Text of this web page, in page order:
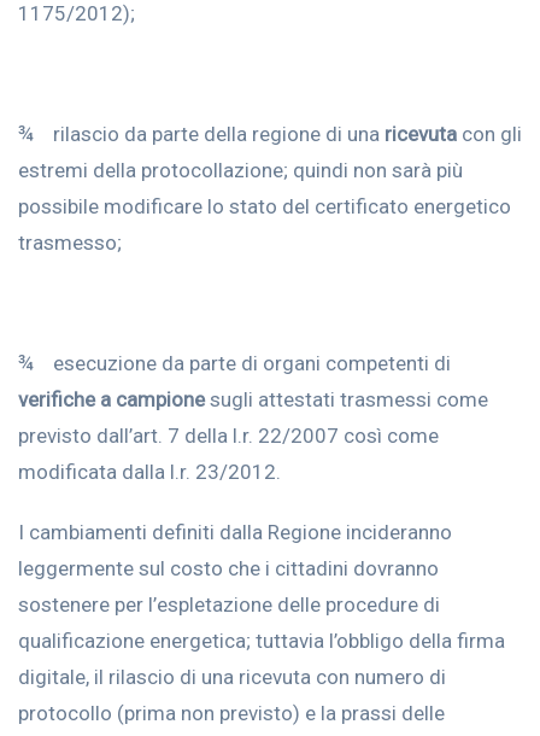
1175/2012);
¾ rilascio da parte della regione di una ricevuta con gli
estremi della protocollazione; quindi non sarà più
possibile modificare lo stato del certificato energetico
trasmesso;
¾ esecuzione da parte di organi competenti di
verifiche a campionesugli attestati trasmessi come
previsto dall’art. 7 della l.r. 22/2007 così come
modificata dalla l.r. 23/2012.
I cambiamenti definiti dalla Regione incideranno
leggermente sul costo che i cittadini dovranno
sostenere per l’espletazione delle procedure di
qualificazione energetica; tuttavia l’obbligo della firma
digitale, il rilascio di una ricevuta con numero di
protocollo (prima non previsto) e la prassi delle